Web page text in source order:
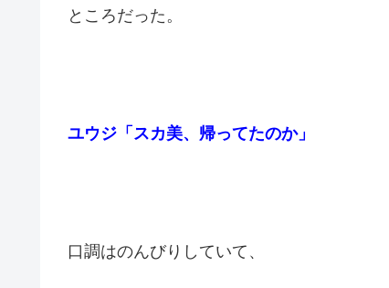
ところだった。
ユウジ「スカ美、帰ってたのか」
口調はのんびりしていて、